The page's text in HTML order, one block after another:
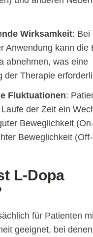
Wirksamkeit: Bei
Anwendung kann die
abnehmen, was eine
der Therapie
Fluktuationen:
der Zeit ein
Beweglichkeit
Beweglichkeit
L-Dopa
für Patienten
geeignet, bei